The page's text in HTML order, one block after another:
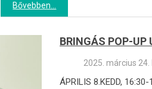
Bővebben...
BRINGÁS POP-UP
2025. március
ÁPRILIS 8.KEDD,